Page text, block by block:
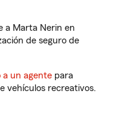
a Marta Nerin en
de seguro de
a un agente para
vehículos recreativos.